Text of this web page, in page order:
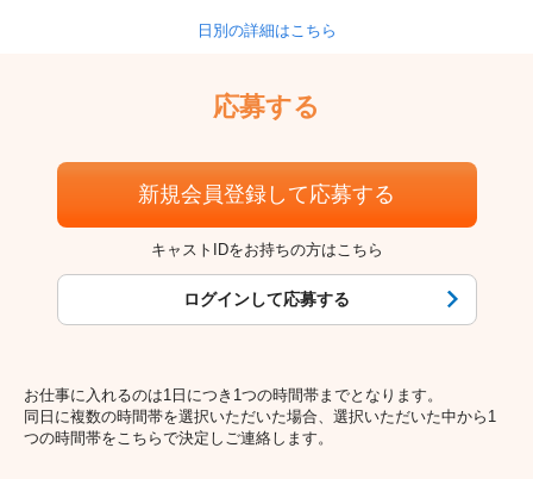
日別の詳細はこちら
応募する
新規会員登録して応募する
キャストIDをお持ちの方はこちら
ログインして応募する
お仕事に入れるのは1日につき1つの時間帯までとなります。
同日に複数の時間帯を選択いただいた場合、選択いただいた中から1
つの時間帯をこちらで決定しご連絡します。